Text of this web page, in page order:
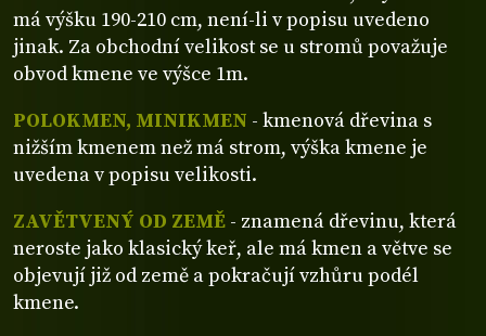
má výšku 190-210 cm, není-li v popisu uvedeno
jinak. Za obchodní velikost se u stromů považuje
obvod kmene ve výšce 1m.
POLOKMEN, MINIKMEN - kmenová dřevina s
nižším kmenem než má strom, výška kmene je
uvedena v popisu velikosti.
ZAVĚTVENÝ OD ZEMĚ - znamená dřevinu, která
neroste jako klasický keř, ale má kmen a větve se
objevují již od země a pokračují vzhůru podél
kmene.